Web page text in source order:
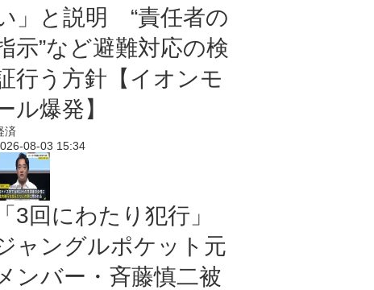
」と説明 “責任者の
示”など避難対応の検
行う方針【イオンモ
ル爆発】
済
08-03 15:34
「3回にわたり犯行」
ャングルポケット元
ンバー・斉藤慎二被